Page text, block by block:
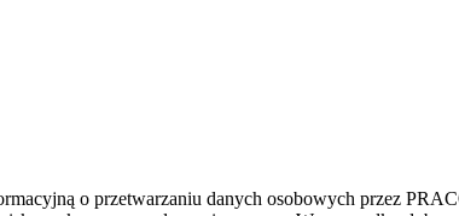
o przetwarzaniu danych osobowych przez